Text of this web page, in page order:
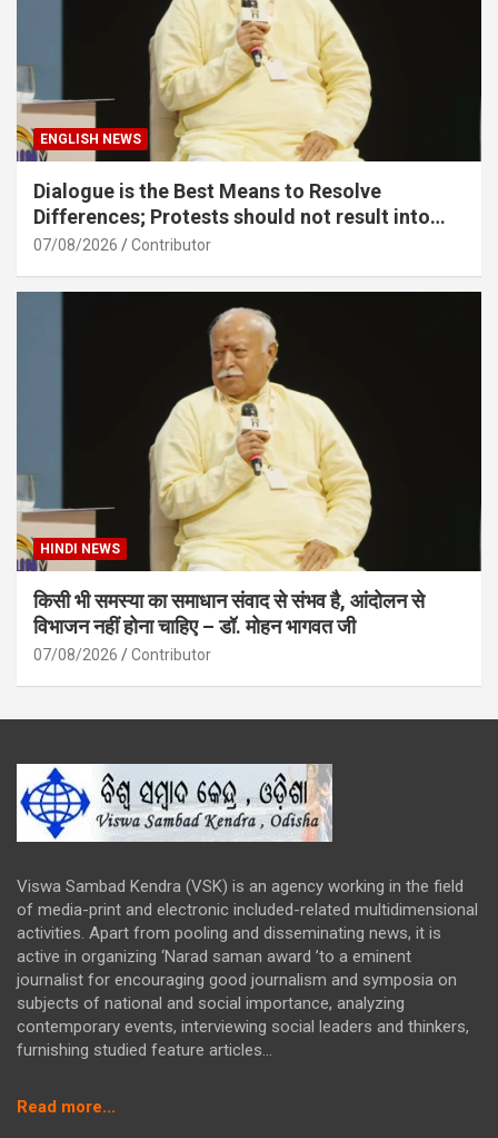
ENGLISH NEWS
Dialogue is the Best Means to Resolve
Differences; Protests should not result into
division – Sarsanghchalak Dr. Mohan
07/08/2026 Contributor
HINDI NEWS
किसी भी समस्या का समाधान संवाद से संभव है, आंदोलन से
विभाजन नहीं होना चाहिए – डॉ. मोहन भागवत जी
07/08/2026 Contributor
Viswa Sambad Kendra (VSK) is an agency working in the field
of media-print and electronic included-related multidimensional
activities. Apart from pooling and disseminating news, it is
active in organizing ‘Narad saman award ’to a eminent
journalist for encouraging good journalism and symposia on
subjects of national and social importance, analyzing
contemporary events, interviewing social leaders and thinkers,
furnishing studied feature articles...
Read more...